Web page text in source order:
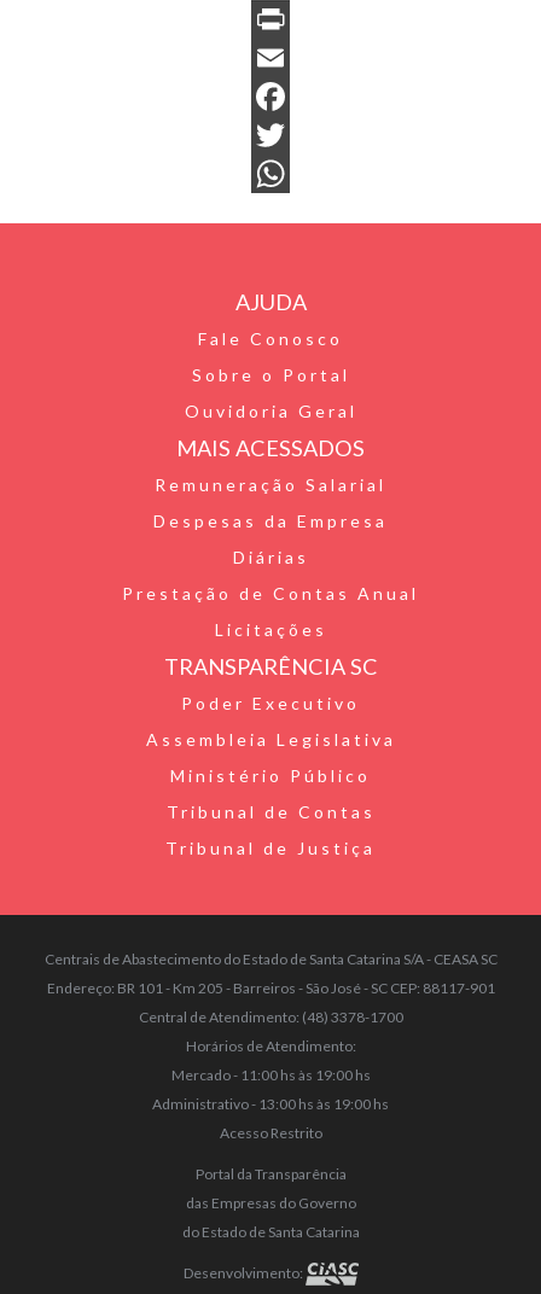
P
r
n
n
d
y
E
m
a
a
k
T
rA
p
p
AJUDA
Fale Conosco
Sobre o Portal
Ouvidoria Geral
MAIS ACESSADOS
Remuneração Salarial
Despesas da Empresa
Diárias
Prestação de Contas Anual
Licitações
TRANSPARÊNCIA SC
Poder Executivo
Assembleia Legislativa
Ministério Público
Tribunal de Contas
Tribunal de Justiça
Centrais de Abastecimento do Estado de Santa Catarina S/A - CEASA SC
Endereço: BR 101 - Km 205 - Barreiros - São José - SC CEP: 88117-901
Central de Atendimento: (48) 3378-1700
Horários de Atendimento:
Mercado - 11:00 hs às 19:00 hs
Administrativo - 13:00 hs às 19:00 hs
Acesso Restrito
Portal da Transparência
das Empresas do Governo
do Estado de Santa Catarina
Desenvolvimento: